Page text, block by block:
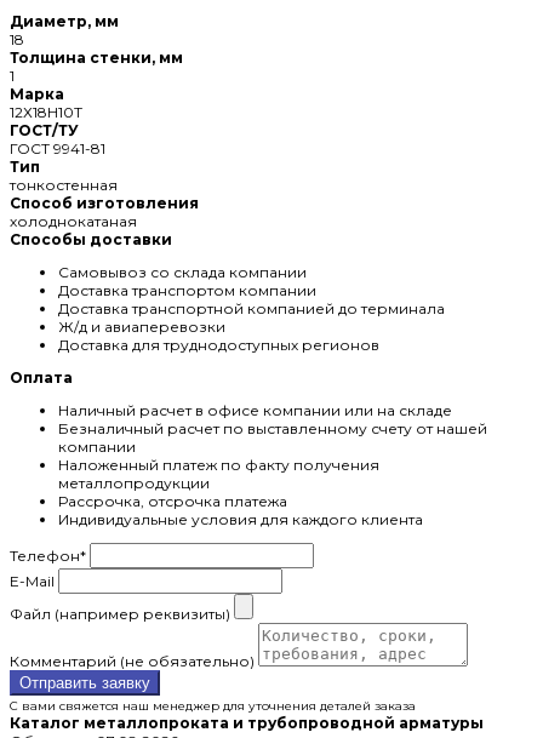
Диаметр, мм
18
Толщина стенки, мм
1
Марка
12Х18Н10Т
ГОСТ/ТУ
ГОСТ 9941-81
Тип
тонкостенная
Способ изготовления
холоднокатаная
Способы доставки
Самовывоз со склада компании
Доставка транспортом компании
Доставка транспортной компанией до терминала
Ж/д и авиаперевозки
Доставка для труднодоступных регионов
Оплата
Наличный расчет в офисе компании или на складе
Безналичный расчет по выставленному счету от нашей
компании
Наложенный платеж по факту получения
металлопродукции
Рассрочка, отсрочка платежа
Индивидуальные условия для каждого клиента
Телефон*
E-Mail
Файл (например реквизиты)
Комментарий (не обязательно)
Отправить заявку
С вами свяжется наш менеджер для уточнения деталей заказа
Каталог металлопроката и трубопроводной арматуры